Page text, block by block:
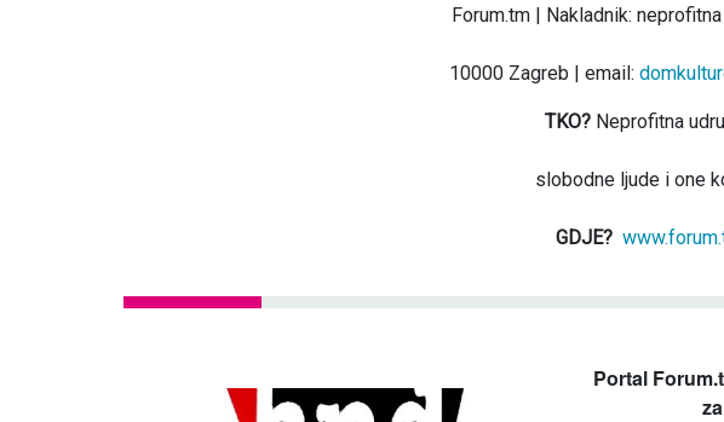
Forum.tm | Nakladnik:
10000 Zagreb | email:
TKO? Neprofitna
slobodne ljude i one
GDJE?
Portal